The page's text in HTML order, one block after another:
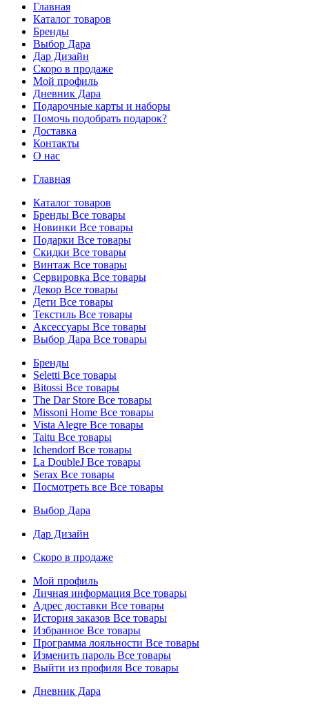
Главная
Каталог товаров
Бренды
Выбор Дара
Дар Дизайн
Скоро в продаже
Мой профиль
Дневник Дара
Подарочные карты и наборы
Помочь подобрать подарок?
Доставка
Контакты
О нас
Главная
Каталог товаров
Бренды Все товары
Новинки Все товары
Подарки Все товары
Скидки Все товары
Винтаж Все товары
Сервировка Все товары
Декор Все товары
Дети Все товары
Текстиль Все товары
Аксессуары Все товары
Выбор Дара Все товары
Бренды
Seletti Все товары
Bitossi Все товары
The Dar Store Все товары
Missoni Home Все товары
Vista Alegre Все товары
Taitu Все товары
IchendorfВсе товары
La DoubleJ Все товары
Serax Все товары
Посмотреть все Все товары
Выбор Дара
Дар Дизайн
Скоро в продаже
Мой профиль
Личная информация Все товары
Адрес доставки Все товары
История заказов Все товары
Избранное Все товары
Программа лояльности Все товары
Изменить пароль Все товары
Выйти из профиля Все товары
Дневник Дара